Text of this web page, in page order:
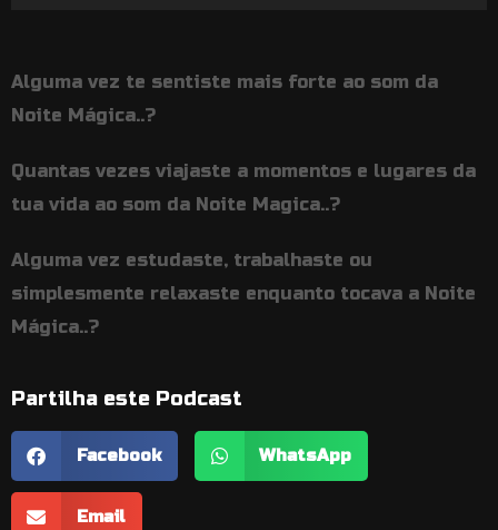
Alguma vez te sentiste mais forte ao som da
Noite Mágica..?
Quantas vezes viajaste a momentos e lugares da
tua vida ao som da Noite Magica..?
Alguma vez estudaste, trabalhaste ou
simplesmente relaxaste enquanto tocava a Noite
Mágica..?
Partilha este Podcast
Facebook WhatsApp
Email